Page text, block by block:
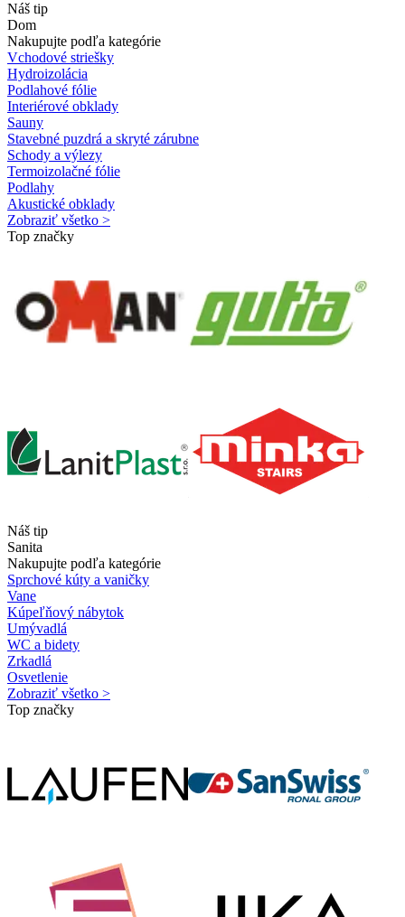
Náš tip
Dom
Nakupujte podľa kategórie
Vchodové striešky
Hydroizolácia
Podlahové fólie
Interiérové obklady
Sauny
Stavebné puzdrá a skryté zárubne
Schody a výlezy
Termoizolačné fólie
Podlahy
Akustické obklady
Zobraziť všetko >
Top značky
Náš tip
Sanita
Nakupujte podľa kategórie
Sprchové kúty a vaničky
Vane
Kúpeľňový nábytok
Umývadlá
WC a bidety
Zrkadlá
Osvetlenie
Zobraziť všetko >
Top značky